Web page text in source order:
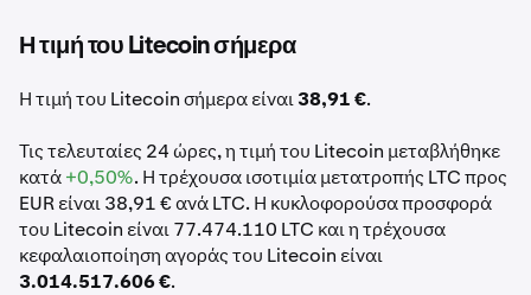
Η τιμή του Litecoin σήμερα
Η τιμή του Litecoin σήμερα είναι38,91 €.
Τις τελευταίες 24 ώρες, η τιμή του Litecoin μεταβλήθηκε
κατά+0,50%. Η τρέχουσα ισοτιμία μετατροπής LTC προς
EUR είναι 38,91 € ανά LTC. Η κυκλοφορούσα προσφορά
του Litecoin είναι 77.474.110 LTC και η τρέχουσα
κεφαλαιοποίηση αγοράς του Litecoin είναι
3.014.517.606 €.